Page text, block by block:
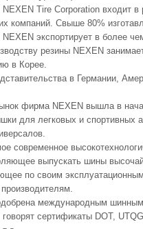
NEXEN Tire Corporation входит в
компаний. Свыше 80%
экспортирует в более
резины NEXEN
в Корее.
в Германии,
фирма NEXEN вышла в
для легковых и спортивных
современное
выпускать шины
по своим
международным шинным
сертификаты DOT,